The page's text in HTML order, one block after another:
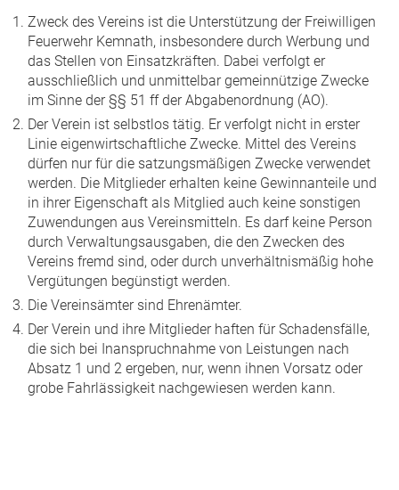
Zweck des Vereins ist die Unterstützung der Freiwilligen
Feuerwehr Kemnath, insbesondere durch Werbung und
das Stellen von Einsatzkräften. Dabei verfolgt er
ausschließlich und unmittelbar gemeinnützige Zwecke
im Sinne der §§ 51 ff der Abgabenordnung (AO).
Der Verein ist selbstlos tätig. Er verfolgt nicht in erster
Linie eigenwirtschaftliche Zwecke. Mittel des Vereins
dürfen nur für die satzungsmäßigen Zwecke verwendet
werden. Die Mitglieder erhalten keine Gewinnanteile und
in ihrer Eigenschaft als Mitglied auch keine sonstigen
Zuwendungen aus Vereinsmitteln. Es darf keine Person
durch Verwaltungsausgaben, die den Zwecken des
Vereins fremd sind, oder durch unverhältnismäßig hohe
Vergütungen begünstigt werden.
Die Vereinsämter sind Ehrenämter.
Der Verein und ihre Mitglieder haften für Schadensfälle,
die sich bei Inanspruchnahme von Leistungen nach
Absatz 1 und 2 ergeben, nur, wenn ihnen Vorsatz oder
grobe Fahrlässigkeit nachgewiesen werden kann.